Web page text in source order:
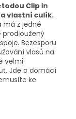
Clip in
vlastní culík.
má z jedné
prodloužený
Bezesporu
vlasů na
velmi
Jde o domácí
ke